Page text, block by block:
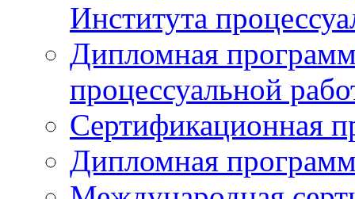
Института
Дипломная
процессуальной
Сертификационная
Дипломная